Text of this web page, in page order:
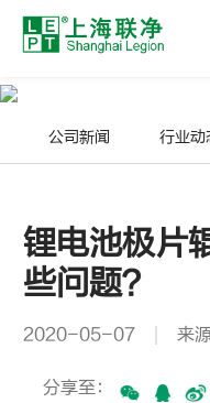
公司新闻 行业动
锂电池极片
些问题？
2020-05-07 来
分享至：